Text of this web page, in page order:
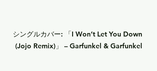
シングルカバー: 「I Won’t Let You Down
(Jojo Remix)」 – Garfunkel & Garfunkel